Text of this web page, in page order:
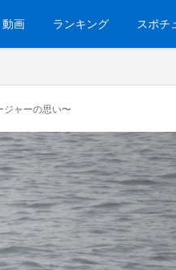
動画 ランキング スポチ
ジャーの思い〜